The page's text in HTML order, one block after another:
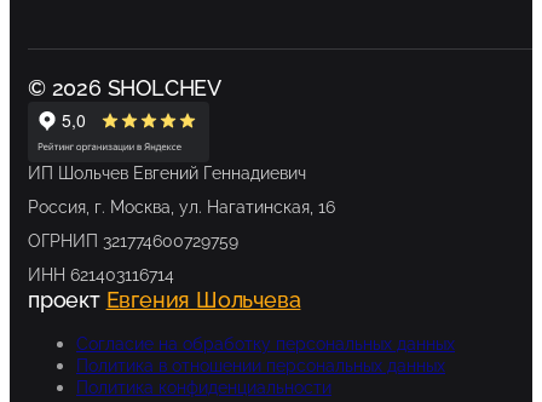
© 2026 SHOLCHEV
ИП Шольчев Евгений Геннадиевич
Россия, г. Москва, ул. Нагатинская, 16
ОГРНИП 321774600729759
ИНН 621403116714
проект Евгения Шольчева
Согласие на обработку персональных данных
Политика в отношении персональных данных
Политика конфиденциальности